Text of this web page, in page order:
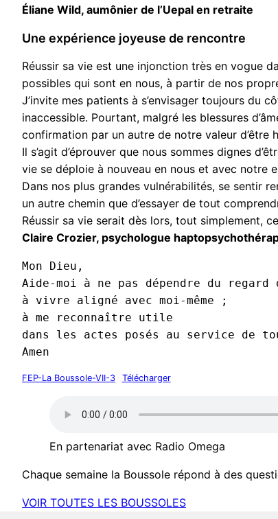
Éliane Wild, aumônier de l’Uepal en retraite
Une expérience joyeuse de rencontre
Réussir sa vie est une injonction très en vogue
possibles qui sont en nous, à partir de nos
J’invite mes patients à s’envisager toujours du
inaccessible. Pourtant, malgré les blessures
confirmation par un autre de notre valeur d’être
Il s’agit d’éprouver que nous sommes dignes
vie se déploie à nouveau en nous et avec notre
Dans nos plus grandes vulnérabilités, se sentir
un autre chemin que d’essayer de tout
Réussir sa vie serait dès lors, tout simplement,
Claire Crozier, psychologue
Mon Dieu,
Aide-moi à ne pas dépendre du
à vivre aligné avec moi-même ;
à me reconnaître utile
dans les actes posés au service de
Amen
FEP-La Boussole-VII-3 Télécharger
En partenariat avec Radio Omega
Chaque semaine la Boussole répond à des
VOIR TOUTES LES BOUSSOLES